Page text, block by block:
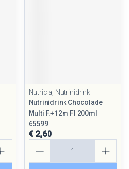
Nutricia, Nutrinidrink
Nutrinidrink Chocolade
Multi F.+12m Fl 200ml
65599
€ 2,60